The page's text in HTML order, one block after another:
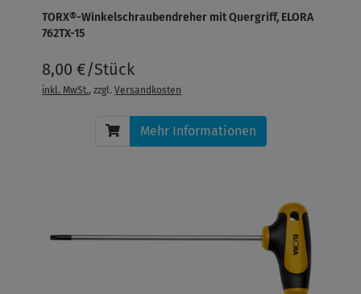
TORX®-Winkelschraubendreher mit Quergriff, ELORA
762TX-15
8,00 €/Stück
inkl. MwSt., zzgl.Versandkosten
Mehr Informationen